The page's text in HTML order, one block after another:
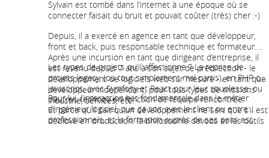
Sylvain est tombé dans l’internet à une époque où se
connecter faisait du bruit et pouvait coûter (très) cher :-)
Depuis, il a exercé en agence en tant que développeur,
front et back, puis responsable technique et formateur.
Après une incursion en tant que dirigeant d’entreprise, il
est revenu depuis 7 ans à son sujet de prédilection - le
développement de logiciels web sur mesure - en tant que
développeur indépendant, pour tous types de missions :
industrie, services, etc.
Les types de projets qu’il affectionne ? La reprise de
projets legacy, (ou tout simplement mal partis), en PHP ou
javascript, avec Symfony et React pour leur souplesse, ou
d’autres technos en fonction de l’équipe rencontrée.
Et parce qu’il sait qu’un développement ne sert que s’il est
déployé en production, la philosophie devops et les outils
Pour lui, l’interaction est fondamentale dans le métier
d’ingénieur logiciel, que ça soit avec le client ou entre
professionnels, et la formation auprès de ses pairs est